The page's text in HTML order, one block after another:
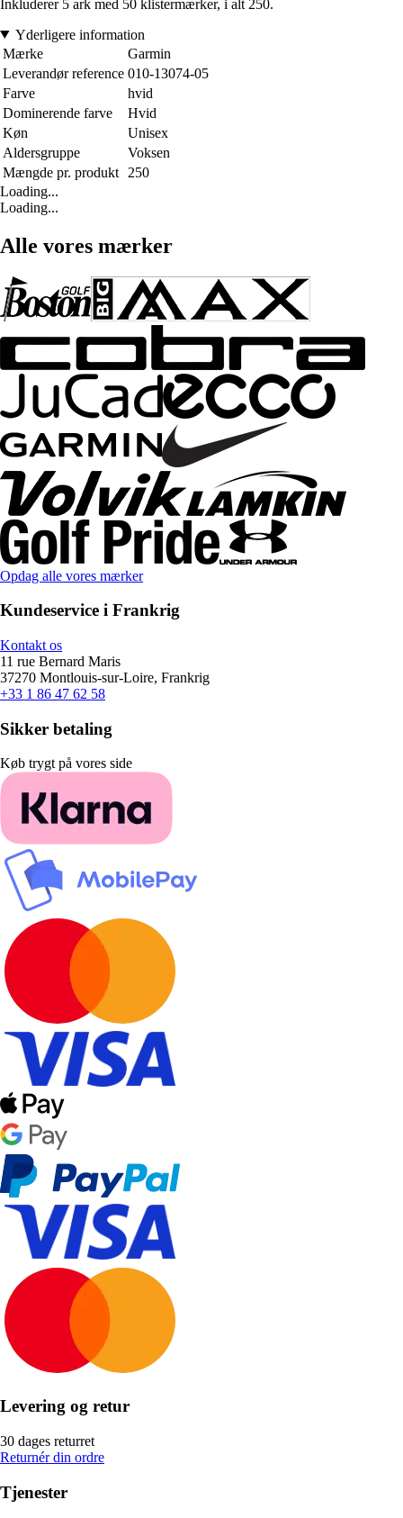
Inkluderer 5 ark med 50 klistermærker, i alt 250.
Yderligere information
Mærke
Garmin
Leverandør reference 010-13074-05
Farve
hvid
Dominerende farve
Hvid
Køn
Unisex
Aldersgruppe
Voksen
Mængde pr. produkt
250
Loading...
Loading...
Alle vores mærker
Opdag alle vores mærker
Kundeservice i Frankrig
Kontakt os
11 rue Bernard Maris
37270 Montlouis-sur-Loire, Frankrig
+33 1 86 47 62 58
Sikker betaling
Køb trygt på vores side
Levering og retur
30 dages returret
Returnér din ordre
Tjenester